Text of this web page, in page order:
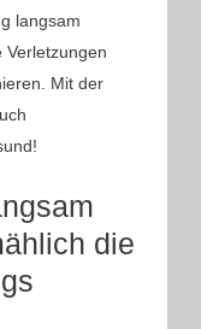
langsam
Verletzungen
Mit der
die